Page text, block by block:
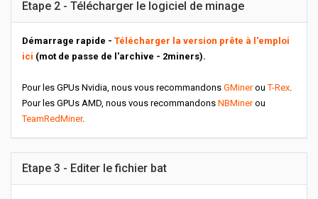
Etape 2 - Télécharger le logiciel de minage
Démarrage rapide - Télécharger la version prête à l'emploi
ici (mot de passe de l'archive - 2miners).
Pour les GPUs Nvidia, nous vous recommandons GMinerouT-Rex.
Pour les GPUs AMD, nous vous recommandons NBMinerou
TeamRedMiner.
Etape 3 - Editer le fichier bat